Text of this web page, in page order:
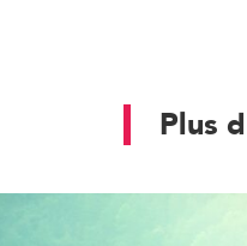
Plus